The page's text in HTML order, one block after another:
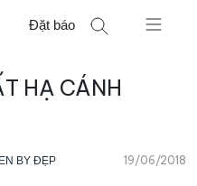
Đặt báo
HẠ CÁNH
BY ĐẸP 19/06/2018